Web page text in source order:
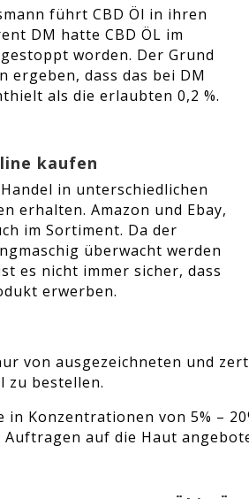
führt CBD Öl in ihren
DM hatte CBD ÖL im
worden. Der Grund
ergeben, dass das bei DM
als die erlaubten 0,2 %.
kaufen
in unterschiedlichen
erhalten. Amazon und Ebay,
im Sortiment. Da der
überwacht werden
es nicht immer sicher, dass
erwerben.
von ausgezeichneten und
zu bestellen.
in Konzentrationen von 5% –
auf die Haut